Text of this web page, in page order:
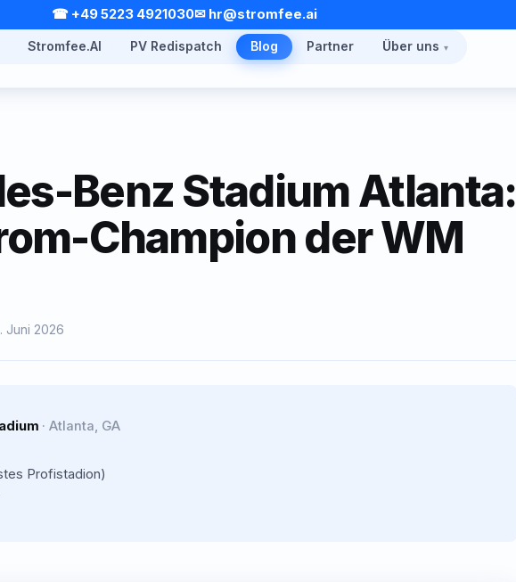
☎ +49 5223 4921030✉ hr@stromfee.ai
Stromfee.AI PV Redispatch Blog Partner Über uns
Benz Stadium Atlanta:
Champion der WM
Juni 2026
· Atlanta, GA
Profistadion)